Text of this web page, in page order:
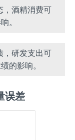
，酒精消费可
。
，研发支出可
的影响。
误差